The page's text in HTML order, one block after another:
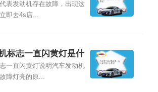
表发动机存在故障，出现这
即去4s店...
标志一直闪黄灯是什
一直闪黄灯说明汽车发动机
障灯亮的原...